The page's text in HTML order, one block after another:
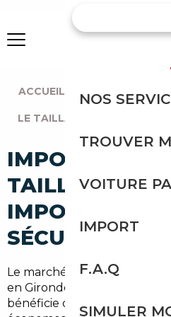
ACCUEIL AGENCE
LE TAILLAN-MÉDOC (33320)
IMPORT
TAILLAN-
IMPORTEZ EN
SÉCURITÉ
Le marché automobile
en Gironde et dans la
bénéficie d'une forte
NOS
TROUVER
VOITURE
IMPORT
F.A.Q
SIMULER